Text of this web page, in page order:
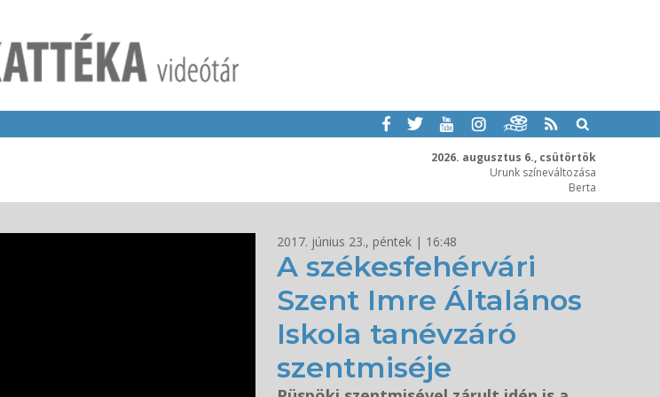
2026. augusztus 6., csütörtök
Urunk színeváltozása
Berta
2017. június 23., péntek | 16:48
A székesfehérvári
Szent Imre Általános
Iskola tanévzáró
szentmiséje